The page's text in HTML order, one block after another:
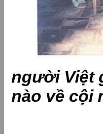
người Việt
nào về cội